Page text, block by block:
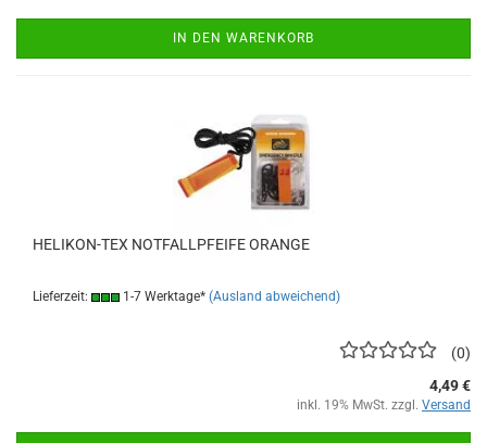
IN DEN WARENKORB
HELIKON-TEX NOTFALLPFEIFE ORANGE
Lieferzeit: 1-7 Werktage* (Ausland abweichend)
0
4,49 €
inkl. 19% MwSt. zzgl. Versand